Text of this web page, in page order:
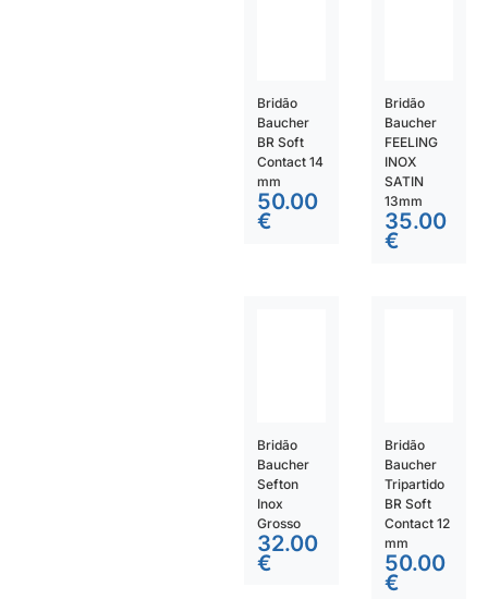
Bridão
Baucher
BR Soft
Contact 14
mm
50.00
€
Bridão
Baucher
FEELING
INOX
SATIN
13mm
35.00
€
Bridão
Baucher
Sefton
Inox
Grosso
32.00
€
Bridão
Baucher
Tripartido
BR Soft
Contact 12
mm
50.00
€